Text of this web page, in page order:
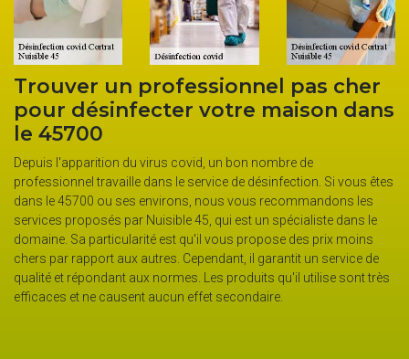
Demander un devis pour la
désinfection covid à Cortrat et ses
environs
Si vous souhaitez connaitre le prix à payer pour la désinfection de
votre maison contre le covid, Nuisible 45 est un professionnel à
qui vous pouvez compter. Pour cela, il vous établit un devis gratuit
et sans engagement si vous en faites la demande. Pour ce faire, il
vous suffit de remplir le court formulaire de devis affiché sur son
site.Sachez qu'il peut travailleur sur tous les types de surface et
vous garantit une intervention sûre et abordable. Appelez-le pour
plus de détails.